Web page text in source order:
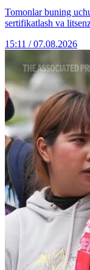
Tomonlar buning
sertifikatlash va
15:11 / 07.08.2026